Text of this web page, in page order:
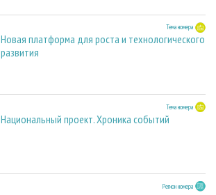
Тема номера
Новая платформа для роста и технологического
развития
Тема номера
Национальный проект. Хроника событий
Регион номера